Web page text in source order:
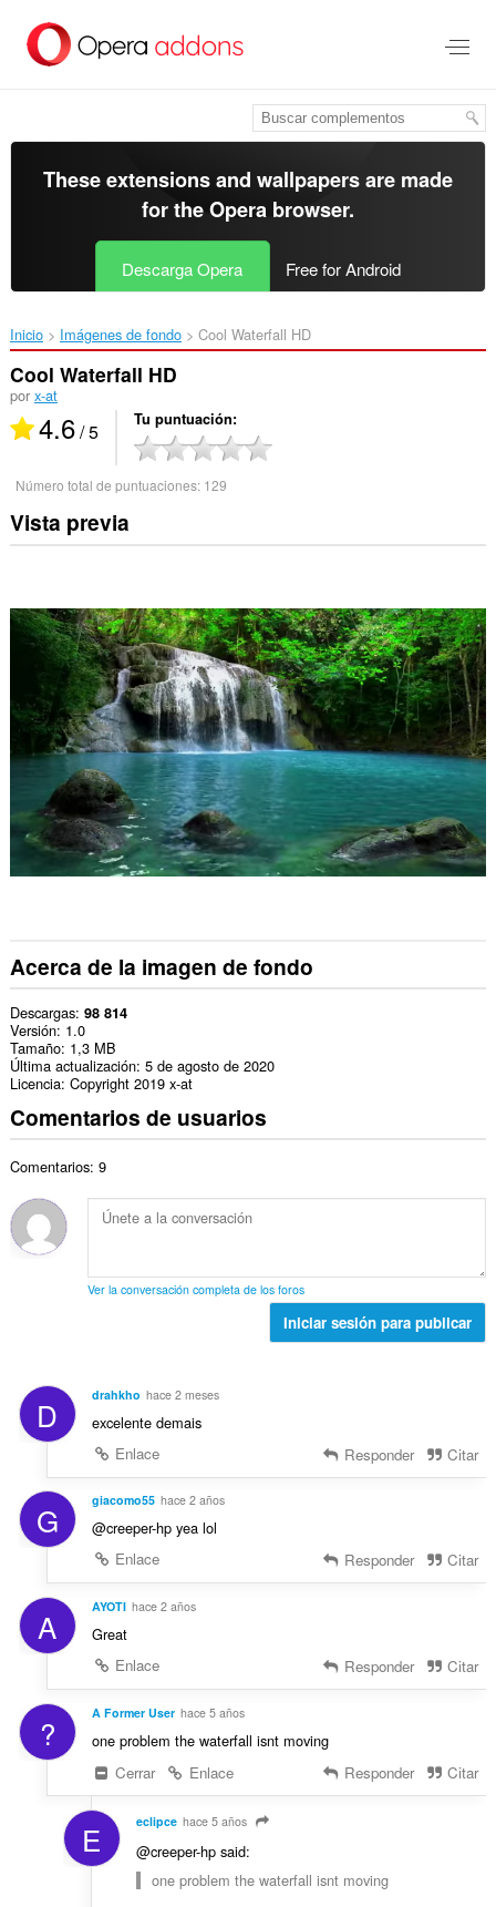
contenido
These extensions and wallpapers are made
for theOpera browser.
Descarga Opera Free for Android
Inicio Imágenes de fondo Cool Waterfall HD‎
Cool Waterfall HD
por x-at
4.6/ 5 Tu puntuación
Número total de puntuaciones: 129
Vista previa
Acerca de la imagen de fondo
Descargas 98 814
Versión 1.0
Tamaño 1,3 MB
Última actualización 5 de agosto de 2020
Licencia Copyright 2019 x-at
Comentarios de usuarios
Comentarios: 9
Ver la conversación completa de los foros
Iniciar sesión para publicar
D drahkho hace 2 meses
excelente demais
Enlace
Responder Citar
G giacomo55 hace 2 años
@creeper-hp yea lol
Enlace
Responder Citar
A AYOTI hace 2 años
Great
Enlace
Responder Citar
? A Former User hace 5 años
one problem the waterfall isnt moving
Cerrar
Enlace Responder Citar
E eclipce hace 5 años
@creeper-hp said:
one problem the waterfall isnt moving